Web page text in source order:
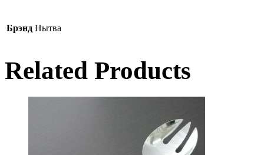
Брэнд Нытва
Related Products